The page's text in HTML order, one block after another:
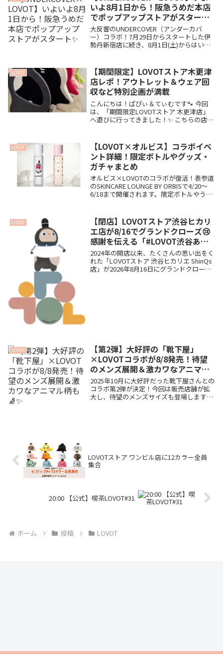
いよ8月1日から！阪急うめだ本店
でポップアップストアがスタート
✨
大反響のUNDERCOVER（アンダーカバ
ー）コラボ！7月29日からスタートした伊
勢丹新宿店に続き、8月1日(土)からはいよ
長期開催！お近くの方はぜひ足を運んでみ
てくださいね🐾
LOVOT
【期間限定】LOVOTストア木更津
店レポ！アウトレット＆ウェア回
収など特別企画が満載
こんにちは！ぱぴぃ＆てぃむです🐾 今回
は、「期間限定LOVOTストア 木更津店」
へ遊びに行ってきました！✨ こちらの店舗
んたちが行列をつくっていたほど、大注目
のス...
LOVOT
【LOVOT×オルビス】コラボイベ
ント詳細！限定ボトルやグッズ・
ガチャまとめ
オルビス×LOVOTのコラボが復活！表参道
のSKINCARE LOUNGE BY ORBISで4/20〜
6/18まで開催されます。限定ボトルやうる
特典を詳しくご紹介します🐾
LOVOT
【閉店】LOVOTストア渋谷ヒカリ
エ店が8/16でグランドクローズ😢
感謝を伝える「#LOVOT渋谷あり
がとう」イベント全貌まとめ
2024年の開店以来、たくさんの思い出をく
れた「LOVOTストア 渋谷ヒカリエ ShinQs
店」が2026年8月16日にグランドクローズ
LOVOT
【第2弾】大好評の「靴下屋」
×LOVOTコラボが8/8発売！待望
のメンズ展開＆激カワなアニマル
柄も🧦✨
2025年10月に大好評だった靴下屋さんとの
コラボ第2弾が決定！今回は販売店舗が拡
大し、待望のメンズサイズも登場します。
LOVOTストア ワンビル店に12カラー全員
集合
20:00 【公式】喫茶LOVOT#31
ホーム 投稿 LOVOT